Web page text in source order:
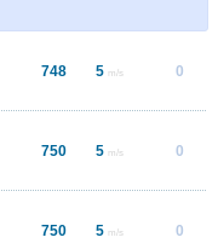
748 5 m/s 0
750 5 m/s 0
750 5 m/s 0